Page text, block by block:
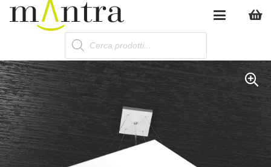
Products
search